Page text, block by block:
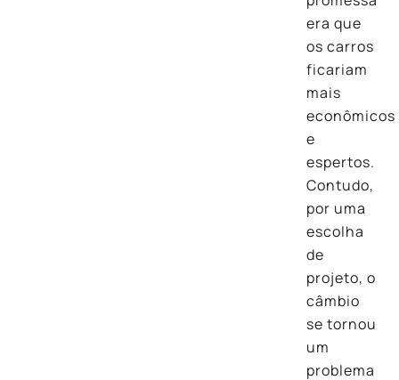
era que
os carros
ficariam
mais
econômicos
e
espertos.
Contudo,
por uma
escolha
de
projeto, o
câmbio
se tornou
um
problema